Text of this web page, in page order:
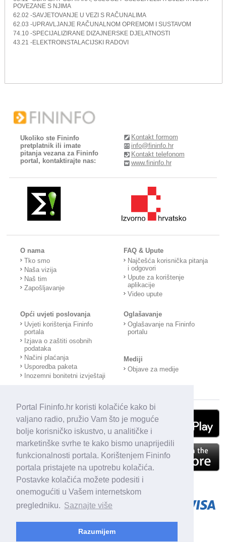
Portal Fininfo.hr koristi kolačiće kako bi
valjano radio, pružio Vam što je moguće
bolje korisničko iskustvo, u analitičke i
marketinške svrhe te kako bismo unaprijedili
funkcionalnosti portala. Korištenjem Fininfo
portala pristajete na upotrebu kolačića.
Postavke kolačića možete podesiti i
onemogućiti u Vašem internetskom
pregledniku. Saznajte više
Razumijem
POVEZANE S NJIMA
62.02 -SAVJETOVANJE U VEZI S RAČUNALIMA
62.03 -UPRAVLJANJE RAČUNALNOM OPREMOM I SUSTAVOM
74.10 -SPECIJALIZIRANE DIZAJNERSKE DJELATNOSTI
43.21 -ELEKTROINSTALACIJSKI RADOVI
Ukoliko ste Fininfo
pretplatnik ili imate
pitanja vezana za Fininfo
portal, kontaktirajte nas:
Kontakt formom
info@fininfo.hr
Kontakt telefonom
www.fininfo.hr
O nama
Tko smo
Naša vizija
Naš tim
Zapošljavanje
FAQ & Upute
Najčešća korisnička pitanja
i odgovori
Upute za korištenje
aplikacije
Video upute
Opći uvjeti poslovanja
Uvjeti korištenja Fininfo
portala
Izjava o zaštiti osobnih
podataka
Načini plaćanja
Usporedba paketa
Inozemni bonitetni izvještaji
Oglašavanje
Oglašavanje na Fininfo
portalu
Mediji
Objave za medije